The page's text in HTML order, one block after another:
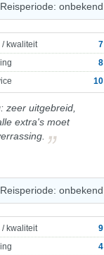
Reisperiode: onbekend
/ kwaliteit
7
8
10
zeer uitgebreid,
extra's moet
Reisperiode: onbekend
/ kwaliteit
9
4